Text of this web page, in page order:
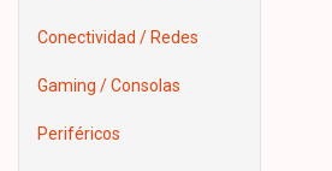
Conectividad / Redes
Gaming / Consolas
Periféricos